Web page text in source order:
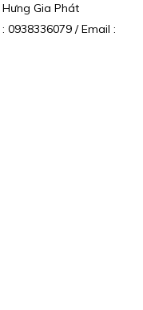
Gia Phát
/ Email :